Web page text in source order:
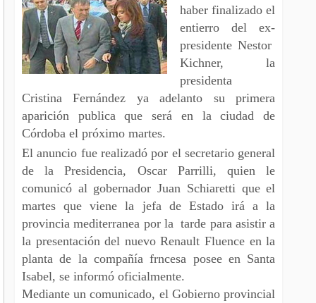
haber finalizado el
entierro del ex-
presidente Nestor
Kichner, la
presidenta
Cristina Fernández ya adelanto su primera
aparición publica que será en la ciudad de
Córdoba el próximo martes.
El anuncio fue realizadó por el secretario general
de la Presidencia, Oscar Parrilli, quien le
comunicó al gobernador Juan Schiaretti que el
martes que viene la jefa de Estado irá a la
provincia mediterranea por la tarde para asistir a
la presentación del nuevo Renault Fluence en la
planta de la compañía frncesa posee en Santa
Isabel, se informó oficialmente.
Mediante un comunicado, el Gobierno provincial